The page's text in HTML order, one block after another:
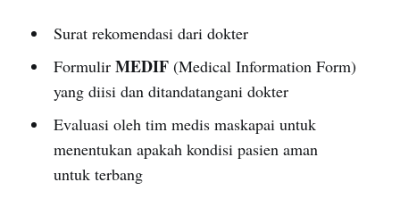
Surat rekomendasi dari dokter
Formulir MEDIF(Medical Information Form)
yang diisi dan ditandatangani dokter
Evaluasi oleh tim medis maskapai untuk
menentukan apakah kondisi pasien aman
untuk terbang